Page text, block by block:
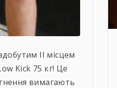
ІІ місцем
Kick 75 кг! Це
вимагають